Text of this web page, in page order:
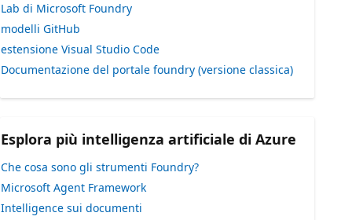
Lab di Microsoft Foundry
modelli GitHub
estensione Visual Studio Code
Documentazione del portale foundry (versione classica)
Esplora più intelligenza artificiale di Azure
Che cosa sono gli strumenti Foundry?
Microsoft Agent Framework
Intelligence sui documenti